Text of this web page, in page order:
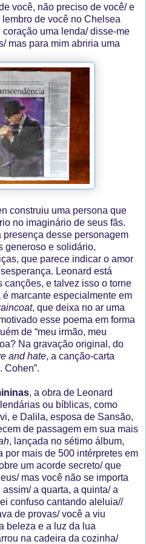
você, não preciso de você/ e
de você no Chelsea
uma lenda/ disse-me
mas para mim abriria uma
construiu uma persona que
no imaginário de seus fãs.
desse personagem
generoso e solidário,
que parece indicar o amor
Leonard está
canções, e talvez isso o torne
marcante especialmente em
, que deixa no ar uma
esse poema em forma
de “meu irmão, meu
Na gravação original, do
and hate, a canção-carta
Cohen”.
, a obra de Leonard
ou bíblicas, como
e Dalila, esposa de Sansão,
de passagem em sua mais
, lançada no sétimo álbum,
por mais de 500 intérpretes em
um acorde secreto/ que
mas você não se importa
a quarta, a quinta/ a
confuso cantando aleluia//
de provas/ você a viu
beleza e a luz da lua
na cadeira da cozinha/